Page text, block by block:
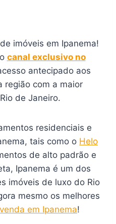
imóveis em Ipanema!
canal exclusivo no
antecipado aos
região com a maior
de Janeiro.
residenciais e
tais como o Helo
de alto padrão e
Ipanema é um dos
imóveis de luxo do Rio
mesmo os melhores
em Ipanema!